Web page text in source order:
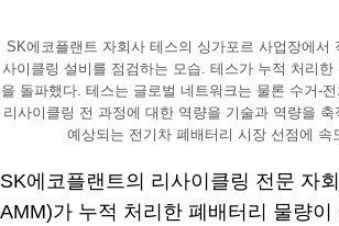
SK에코플랜트 자회사 테스의 싱가포르 사업장에서
사이클링 설비를 점검하는 모습. 테스가 누적 처리한
을 돌파했다. 테스는 글로벌 네트워크는 물론 수거-
리사이클링 전 과정에 대한 역량을 기술과 역량을
예상되는 전기차 폐배터리 시장 선점에 속
SK에코플랜트의 리사이클링 전문 자
AMM)가 누적 처리한 폐배터리 물량이